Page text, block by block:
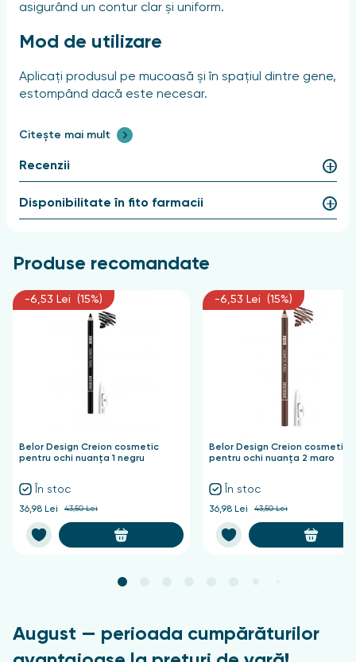
asigurând un contur clar și uniform.
Mod de utilizare
Aplicați produsul pe mucoasă și în spațiul dintre gene,
estompând dacă este necesar.
Compoziție
Paraffinum Liquidum, Ozokerite, Candelilla Cera, Bis-
Diglyceryl Polyacyladipate-2, Microcrystalline Wax,
Polyethylene, Polyisobutene, Silica, Sorbitan
Sesquioleate, Phenoxyethanol, Caprylyl Glycol,
77510, CI 77742, CI 77891, Mica).
Citește mai mult
Recenzii
Disponibilitate în fito farmacii
Produse recomandate
-6,53 Lei (15%)
Belor Design Creion cosmetic
pentru ochi nuanța 1 negru
În stoc
36,98 Lei 43,50 Lei
-6,53 Lei (15%)
Belor Design Creion cosmetic
pentru ochi nuanța 2 maro
În stoc
36,98 Lei 43,50 Lei
August — perioada cumpărăturilor